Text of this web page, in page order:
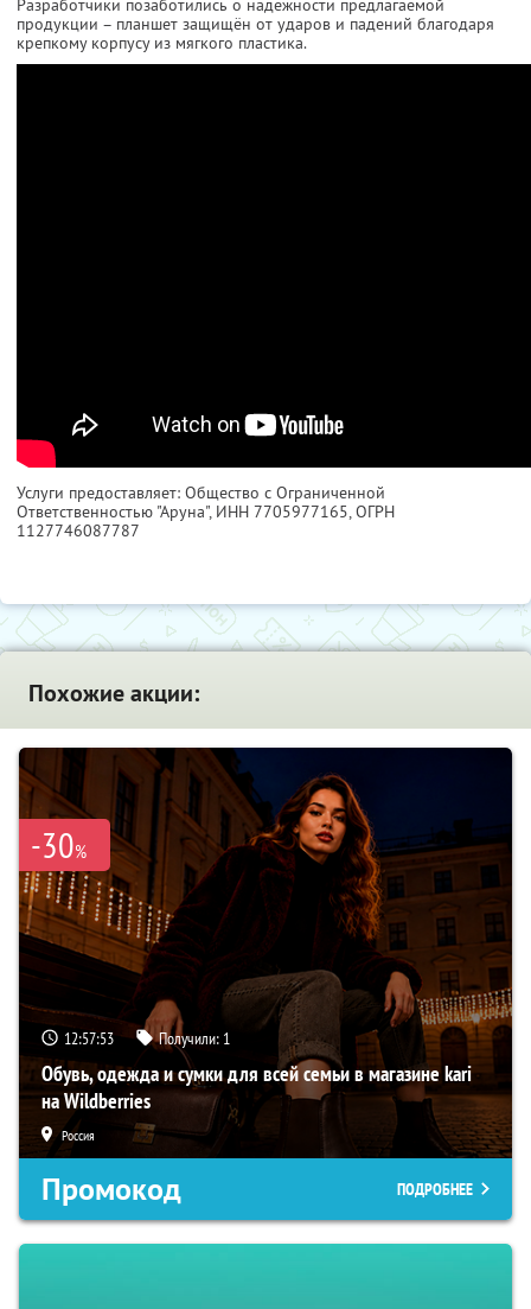
Разработчики позаботились о надежности предлагаемой
продукции – планшет защищён от ударов и падений благодаря
крепкому корпусу из мягкого пластика.
Услуги предоставляет: Общество с Ограниченной
Ответственностью "Аруна", ИНН 7705977165, ОГРН
1127746087787
Похожие акции:
-30%
12:57:52 Получили: 1
Обувь, одежда и сумки для всей семьи в магазине kari
на Wildberries
Россия
Промокод ПОДРОБНЕЕ